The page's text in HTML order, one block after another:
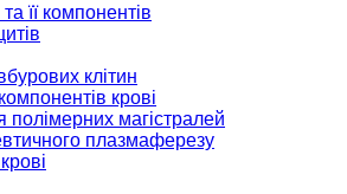
її компонентів
клітин
крові
полімерних магістралей
плазмаферезу